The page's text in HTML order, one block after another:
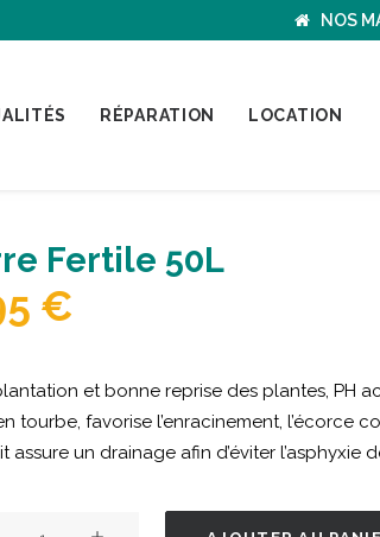
NOS
RÉPARATION LOCATION
Fertile 50L
€
et bonne reprise des plantes, PH
tourbe, favorise l’enracinement, l’écorce
assure un drainage afin d’éviter l’asphyxie